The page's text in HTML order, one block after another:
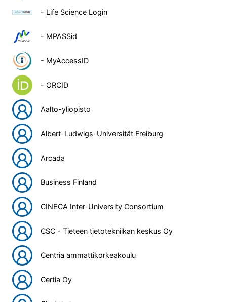
- Life Science Login
- MPASSid
- MyAccessID
- ORCID
Aalto-yliopisto
Albert-Ludwigs-Universität Freiburg
Arcada
Business Finland
CINECA Inter-University Consortium
CSC - Tieteen tietotekniikan keskus Oy
Centria ammattikorkeakoulu
Certia Oy